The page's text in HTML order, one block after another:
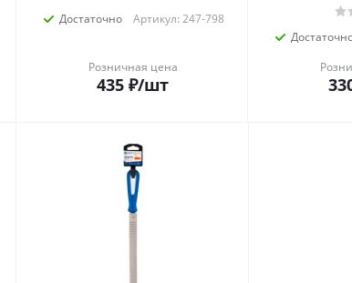
Достаточно Артикул: 247-798
Розничная цена
435 ₽/шт